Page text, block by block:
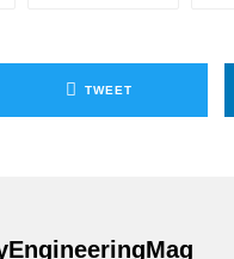
TWEET